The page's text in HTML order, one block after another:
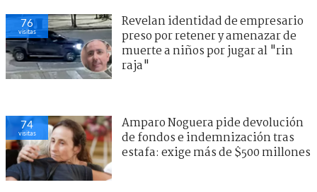
76
visitas
Revelan identidad de empresario
preso por retener y amenazar de
muerte a niños por jugar al "rin
raja"
74
visitas
Amparo Noguera pide devolución
de fondos e indemnización tras
estafa: exige más de $500 millones